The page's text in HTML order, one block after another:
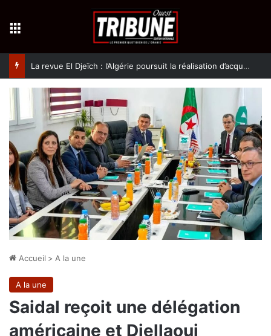
La revue El Djeïch : l’Algérie poursuit la réalisation d’acquis qualitatifs et historiques dans un climat de sécurité et de stabilité
Accueil > A la une
A la une
Saidal reçoit une délégation
américaine et Djellaoui